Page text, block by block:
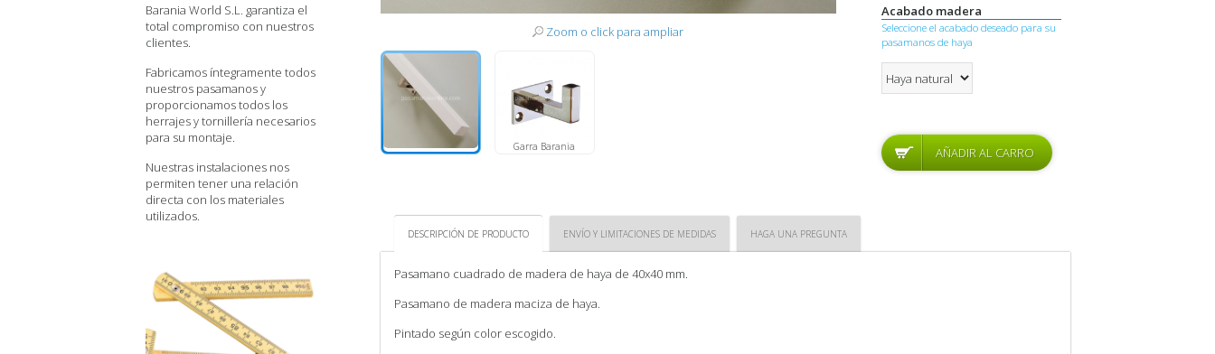
Zoom o click para ampliar
Garra Barania
Acabado madera
Seleccione el acabado deseado para su
pasamanos de haya
DESCRIPCIÓN DE PRODUCTO ENVÍO Y LIMITACIONES DE MEDIDAS HAGA UNA PREGUNTA
Pasamano cuadrado de madera de haya de 40x40 mm.
Pasamano de madera maciza de haya.
Pintado según color escogido.
Barania World S.L. garantiza el
total compromiso con nuestros
clientes.
Fabricamos íntegramente todos
nuestros pasamanos y
proporcionamos todos los
herrajes y tornillería necesarios
para su montaje.
Nuestras instalaciones nos
permiten tener una relación
directa con los materiales
utilizados.